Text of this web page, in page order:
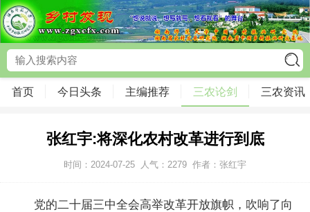
首页 今日头条 主编推荐 三农论剑 三农资讯
张红宇:将深化农村改革进行到底
时间：2024-07-25 人气： 2279 作者：张红宇
党的二十届三中全会高举改革开放旗帜，吹响了向